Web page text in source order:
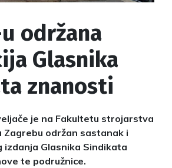
u održana
Glasnika
znanosti
je na Fakultetu strojarstva
Zagrebu održan sastanak i
izdanja Glasnika Sindikata
te podružnice.